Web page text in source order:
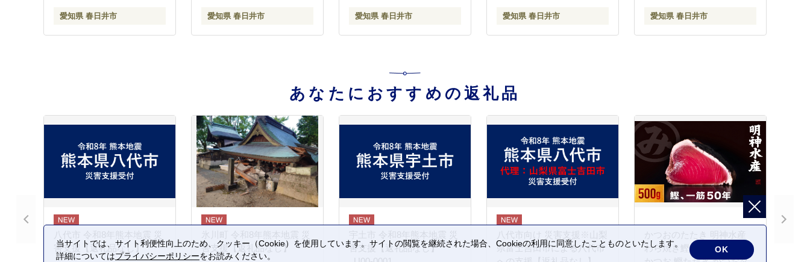
愛知県 春日井市 愛知県 春日井市 愛知県 春日井市
だし 無添加 詰め合わせ 煮
物 野菜 まとめ買い 牛すじ
愛知県 春日井市
し 無添加 詰め合わせ 煮物
野菜 まとめ買い 牛すじど
愛知県 春日井市
あなたにおすすめの返礼品
八代市 令和8年熊本地震 災
害支援【返礼品なし】
氷川町 令和8年熊本地震 災
害支援【返礼品なし】
宇土市 令和8年熊本地震 災
害支援【返礼品なし】
八代市向け 災害支援※山梨
県富士吉田市による八代市
かつおのたたき 明神水産
わら焼き鰹 500g 鰹 カツオ
当サイトでは、サイト利便性向上のため、クッキー（Cookie）を使用しています。サイトの閲覧を継続された場合、Cookieの利用に同意したことものといたします。
詳細についてはプライバシーポリシーをお読みください。
OK